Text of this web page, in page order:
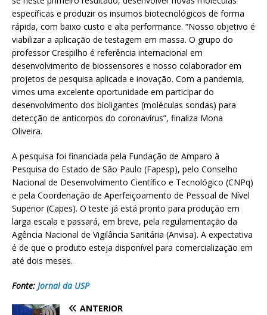
específicas e produzir os insumos biotecnológicos de forma
rápida, com baixo custo e alta performance. “Nosso objetivo é
viabilizar a aplicação de testagem em massa. O grupo do
professor Crespilho é referência internacional em
desenvolvimento de biossensores e nosso colaborador em
projetos de pesquisa aplicada e inovação. Com a pandemia,
vimos uma excelente oportunidade em participar do
desenvolvimento dos bioligantes (moléculas sondas) para
detecção de anticorpos do coronavírus”, finaliza Mona
Oliveira.
A pesquisa foi financiada pela Fundação de Amparo à
Pesquisa do Estado de São Paulo (Fapesp), pelo Conselho
Nacional de Desenvolvimento Científico e Tecnológico (CNPq)
e pela Coordenação de Aperfeiçoamento de Pessoal de Nível
Superior (Capes). O teste já está pronto para produção em
larga escala e passará, em breve, pela regulamentação da
Agência Nacional de Vigilância Sanitária (Anvisa). A expectativa
é de que o produto esteja disponível para comercialização em
até dois meses.
Fonte: Jornal da USP
ANTERIOR